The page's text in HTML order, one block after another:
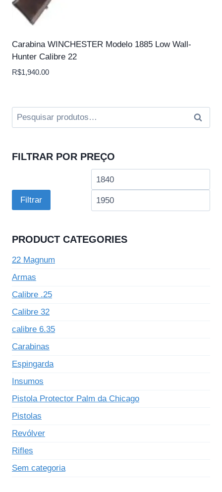
Carabina WINCHESTER Modelo 1885 Low Wall-
Hunter Calibre 22
R$1,940.00
Pesquisar
por:
FILTRAR POR PREÇO
Preço
Filtrar
PRODUCT CATEGORIES
22 Magnum
Armas
Calibre .25
Calibre 32
calibre 6.35
Carabinas
Espingarda
Insumos
Pistola Protector Palm da Chicago
Pistolas
Revólver
Rifles
Sem categoria